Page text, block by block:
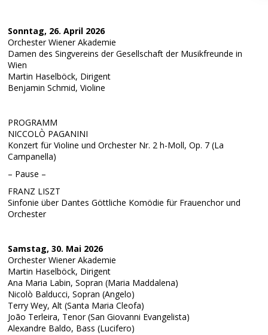
Sonntag, 26. April 2026
Orchester Wiener Akademie
Damen des Singvereins der Gesellschaft der Musikfreunde in
Wien
Martin Haselböck, Dirigent
Benjamin Schmid, Violine
PROGRAMM
NICCOLÒ PAGANINI
Konzert für Violine und Orchester Nr. 2 h-Moll, Op. 7 (La
Campanella)
– Pause –
FRANZ LISZT
Sinfonie über Dantes Göttliche Komödie für Frauenchor und
Orchester
Samstag, 30. Mai 2026
Orchester Wiener Akademie
Martin Haselböck, Dirigent
Ana Maria Labin, Sopran (Maria Maddalena)
Nicolò Balducci, Sopran (Angelo)
Terry Wey, Alt (Santa Maria Cleofa)
João Terleira, Tenor (San Giovanni Evangelista)
Alexandre Baldo, Bass (Lucifero)